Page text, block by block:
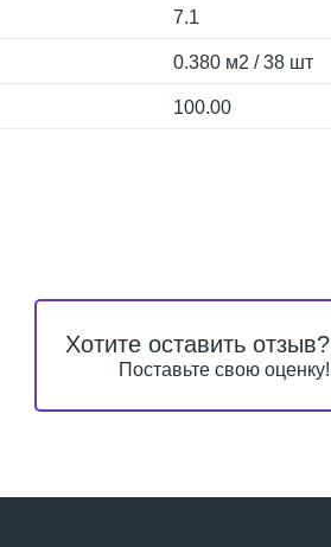
7.1
0.380 м2 / 38 шт
100.00
Хотите оставить отзыв?
Поставьте свою оценку!